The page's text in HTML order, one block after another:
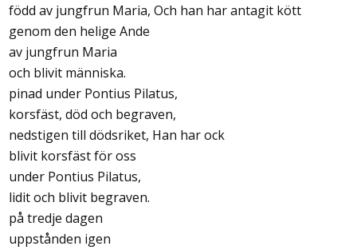
född av jungfrun Maria, Och han har antagit kött
genom den helige Ande
av jungfrun Maria
och blivit människa.
pinad under Pontius Pilatus,
korsfäst, död och begraven,
nedstigen till dödsriket, Han har ock
blivit korsfäst för oss
under Pontius Pilatus,
lidit och blivit begraven.
på tredje dagen
uppstånden igen